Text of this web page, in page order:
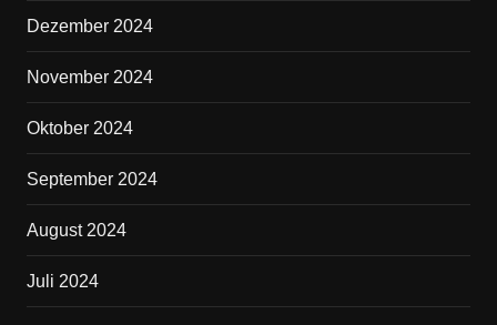
Dezember 2024
November 2024
Oktober 2024
September 2024
August 2024
Juli 2024